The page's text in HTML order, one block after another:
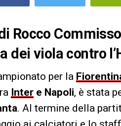
Rocco
dei viola contro
per la
Inter e Napoli, è stata
. Al termine della